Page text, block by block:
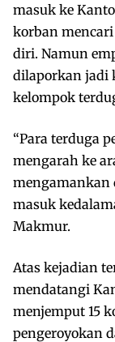
masuk ke
korban
diri. Namun
dilaporkan jadi
kelompok
“Para terduga
mengarah ke
mengamankan
masuk
Makmur.
Atas kejadian
mendatangi
menjemput 15
pengeroyokan